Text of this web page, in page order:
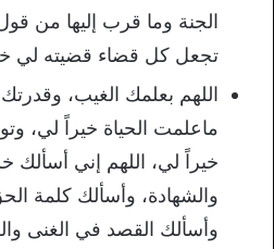
الجنة وما قرب إليها من
تجعل كل قضاء قضيته لي
اللهم بعلمك الغيب،
ماعلمت الحياة خيراً لي،
خيراً لي، اللهم إني
والشهادة، وأسألك كلمة
وأسألك القصد في الغنى